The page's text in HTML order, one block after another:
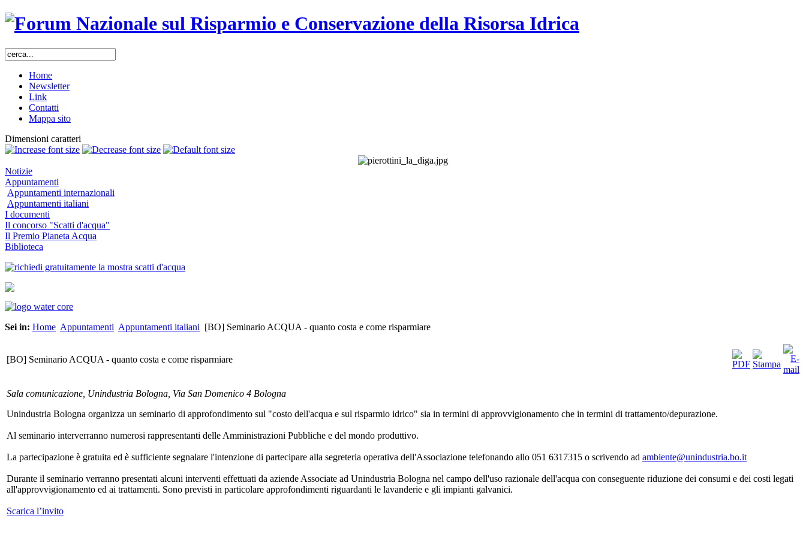
Home
Newsletter
Link
Contatti
Mappa sito
Dimensioni caratteri
Notizie
Appuntamenti
Appuntamenti internazionali
Appuntamenti italiani
I documenti
Il concorso "Scatti d'acqua"
Il Premio Pianeta Acqua
Biblioteca
Sei in: Home Appuntamenti Appuntamenti italiani [BO] Seminario ACQUA - quanto costa e come risparmiare
[BO] Seminario ACQUA - quanto costa e come risparmiare
Sala comunicazione, Unindustria Bologna, Via San Domenico 4 Bologna
Unindustria Bologna organizza un seminario di approfondimento sul "costo dell'acqua e sul risparmio idrico" sia in termini di approvvigionamento che in termini di trattamento/depurazione.
Al seminario interverranno numerosi rappresentanti delle Amministrazioni Pubbliche e del mondo produttivo.
La partecipazione è gratuita ed è sufficiente segnalare l'intenzione di partecipare alla segreteria operativa dell'Associazione telefonando allo 051 6317315 o scrivendo ad ambiente@unindustria.bo.it
Durante il seminario verranno presentati alcuni interventi effettuati da aziende Associate ad Unindustria Bologna nel campo dell'uso razionale dell'acqua con conseguente riduzione dei consumi e dei costi legati
all'approvvigionamento ed ai trattamenti. Sono previsti in particolare approfondimenti riguardanti le lavanderie e gli impianti galvanici.
Scarica l’invito